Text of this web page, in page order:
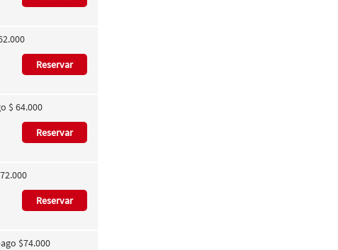
Reservar
$ 64.000
Reservar
Reservar
$74.000